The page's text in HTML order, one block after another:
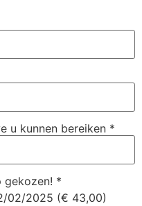
u kunnen bereiken *
gekozen! *
02/2025 (€ 43,00)